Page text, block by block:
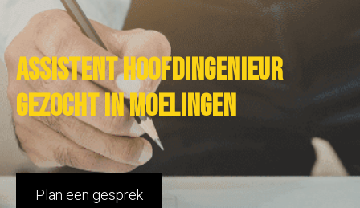
Assistent hoofdingenieur
gezocht in Moelingen
Plan een gesprek